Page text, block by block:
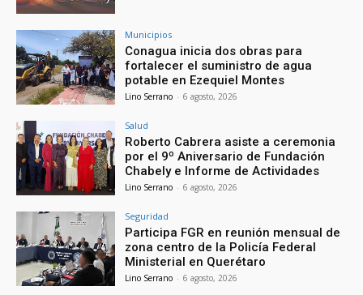
Municipios
Conagua inicia dos obras para
fortalecer el suministro de agua
potable en Ezequiel Montes
Lino Serrano - 6 agosto, 2026
Salud
Roberto Cabrera asiste a ceremonia
por el 9º Aniversario de Fundación
Chabely e Informe de Actividades
Lino Serrano - 6 agosto, 2026
Seguridad
Participa FGR en reunión mensual de
zona centro de la Policía Federal
Ministerial en Querétaro
Lino Serrano - 6 agosto, 2026